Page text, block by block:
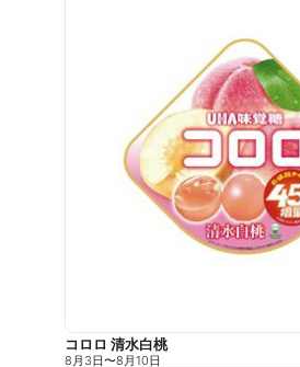
コロロ 清水白桃
8月3日〜8月10日